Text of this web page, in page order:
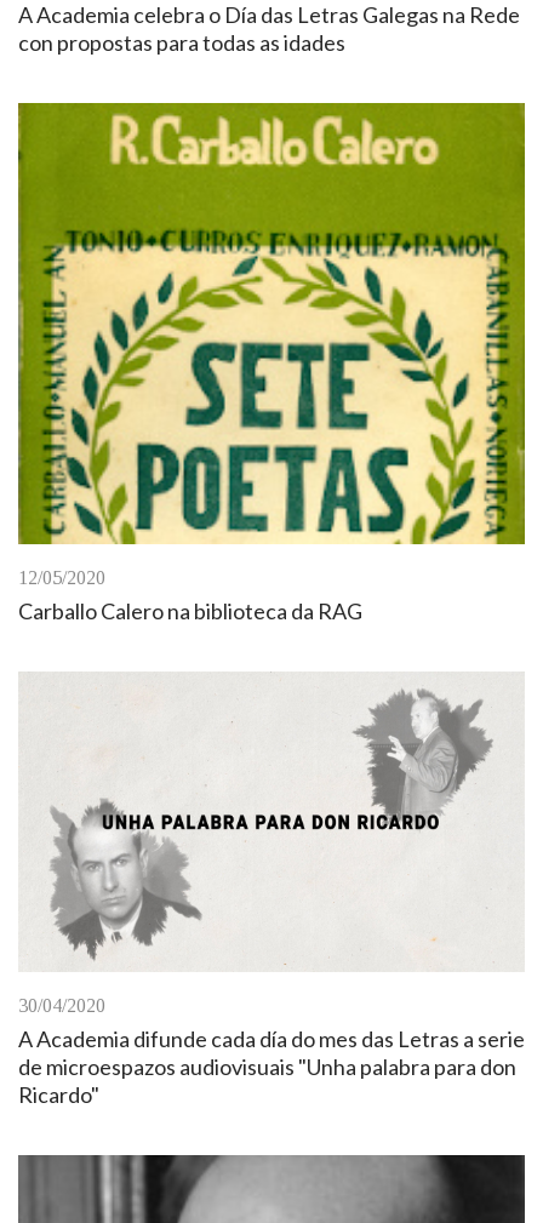
A Academia celebra o Día das Letras Galegas na Rede
con propostas para todas as idades
12/05/2020
Carballo Calero na biblioteca da RAG
30/04/2020
A Academia difunde cada día do mes das Letras a serie
de microespazos audiovisuais "Unha palabra para don
Ricardo"